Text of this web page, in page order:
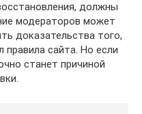
должны
модераторов может
доказательства того,
правила сайта. Но если
станет причиной